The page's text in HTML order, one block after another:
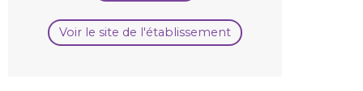
Voir le site de l'établissement